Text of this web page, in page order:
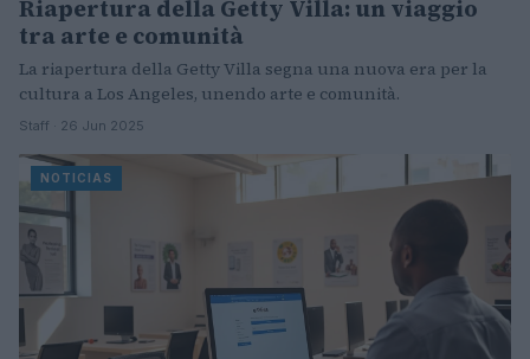
Riapertura della Getty Villa: un viaggio
tra arte e comunità
La riapertura della Getty Villa segna una nuova era per la
cultura a Los Angeles, unendo arte e comunità.
Staff · 26 Jun 2025
NOTICIAS